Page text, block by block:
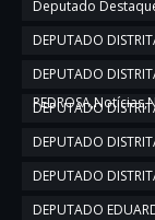
Deputado
DEPUTADO
DEPUTADO
DEPUTADO
DEPUTADO
DEPUTADO
DEPUTADO